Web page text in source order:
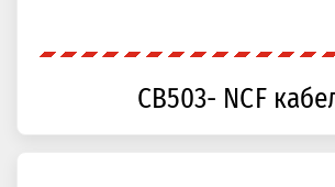
CB503- NCF